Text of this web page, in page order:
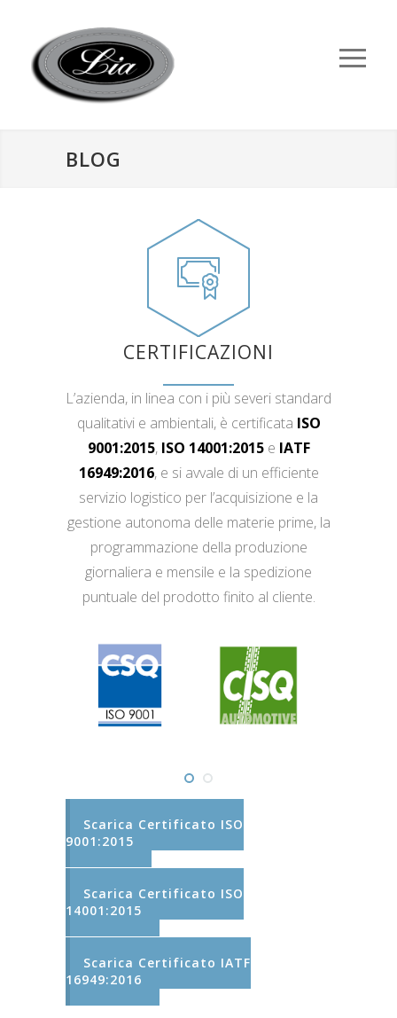
BLOG
CERTIFICAZIONI
L’azienda, in linea con i più severi standard
qualitativi e ambientali, è certificata ISO
9001:2015, ISO 14001:2015e IATF
16949:2016, e si avvale di un efficiente
servizio logistico per l’acquisizione e la
gestione autonoma delle materie prime, la
programmazione della produzione
giornaliera e mensile e la spedizione
puntuale del prodotto finito al cliente.
Scarica Certificato ISO
9001:2015
Scarica Certificato ISO
14001:2015
Scarica Certificato IATF
16949:2016